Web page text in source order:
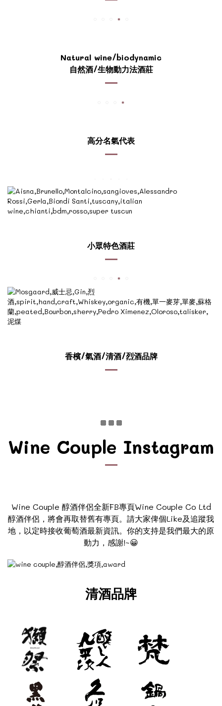
Natural wine/biodynamic
自然酒/生物動力法酒莊
高分名氣代表
小眾特色酒莊
香檳/氣酒/清酒/烈酒品牌
Wine Couple Instagram
Wine Couple 醇酒伴侶全新FB專頁Wine Couple Co Ltd
醇酒伴侶 ，將會再取替舊有專頁。請大家俾個Like及追蹤我
地，以定時接收葡萄酒最新資訊。你的支持是我們最大的原
動力，感謝!~😀
清酒品牌